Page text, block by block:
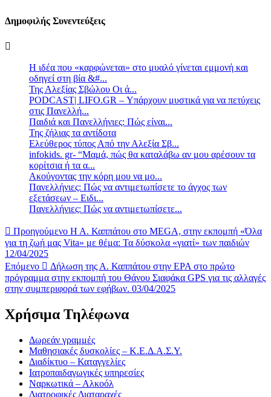
Δημοφιλής Συνεντεύξεις
Η ιδέα που «καρφώνεται» στο μυαλό γίνεται εμμονή και
οδηγεί στη βία &#...
Της Αλεξίας Σβώλου Οι ά...
PODCAST| LIFO.GR – Υπάρχουν μυστικά για να πετύχεις
στις Πανελλή...
Παιδιά και Πανελλήνιες: Πώς είναι...
Της ζήλιας τα αντίδοτα
Ελεύθερος τύπος Από την Αλεξία Σβ...
infokids. gr- “Μαμά, πώς θα καταλάβω αν μου αρέσουν τα
κορίτσια ή τα α...
Ακούγοντας την κόρη μου να μο...
Πανελλήνιες: Πώς να αντιμετωπίσετε το άγχος των
εξετάσεων – Ειδι...
Πανελλήνιες: Πώς να αντιμετωπίσετε...
Προηγούμενο Η Α. Καππάτου στο MEGA, στην εκπομπή «Όλα
για τη ζωή μας Vita» με θέμα: Τα δύσκολα «γιατί» των παιδιών
12/04/2025
Επόμενο
Δήλωση της Α. Καππάτου στην ΕΡΑ στο πρώτο
πρόγραμμα στην εκπομπή του Θάνου Σιαφάκα GPS για τις αλλαγές
στην συμπεριφορά των εφήβων. 03/04/2025
Χρήσιμα Τηλέφωνα
Δωρεάν γραμμές
Μαθησιακές δυσκολίες – Κ.Ε.Δ.Α.Σ.Υ.
Διαδίκτυο – Καταγγελίες
Ιατροπαιδαγωγικές υπηρεσίες
Ναρκωτικά – Αλκοόλ
Διατροφικές Διαταραχές